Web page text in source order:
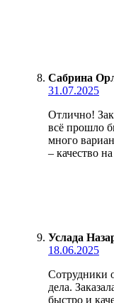
Сабрина
31.07.2025
Отлично!
всё прошло
много
– качество
Услада
18.06.2025
Сотрудники
дела.
быстро и